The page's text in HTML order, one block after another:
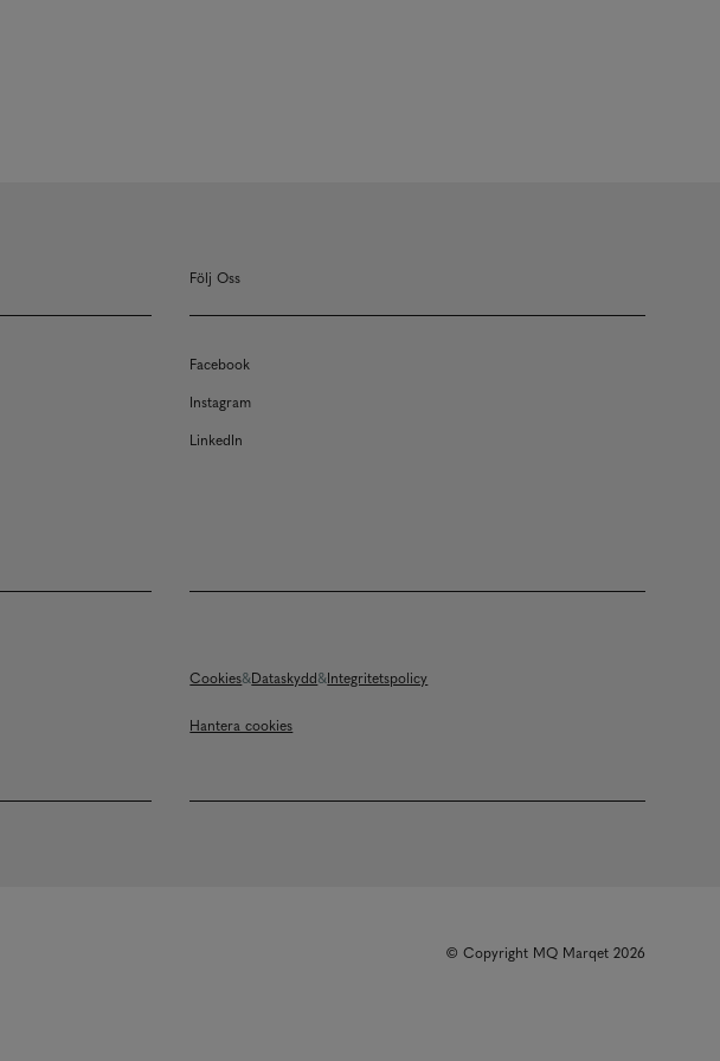
Följ Oss
Facebook
Instagram
LinkedIn
Cookies Dataskydd Integritetspolicy
Hantera cookies
© Copyright MQ Marqet 2026